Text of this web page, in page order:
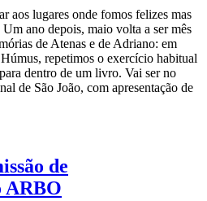
aos lugares onde fomos felizes mas
ano depois, maio volta a ser mês
de Atenas e de Adriano: em
repetimos o exercício habitual
dentro de um livro. Vai ser no
de São João, com apresentação de
de
ARBO